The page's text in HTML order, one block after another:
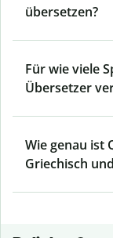
übersetzen?
Für wie viele
Übersetzer
Wie genau ist
Griechisch